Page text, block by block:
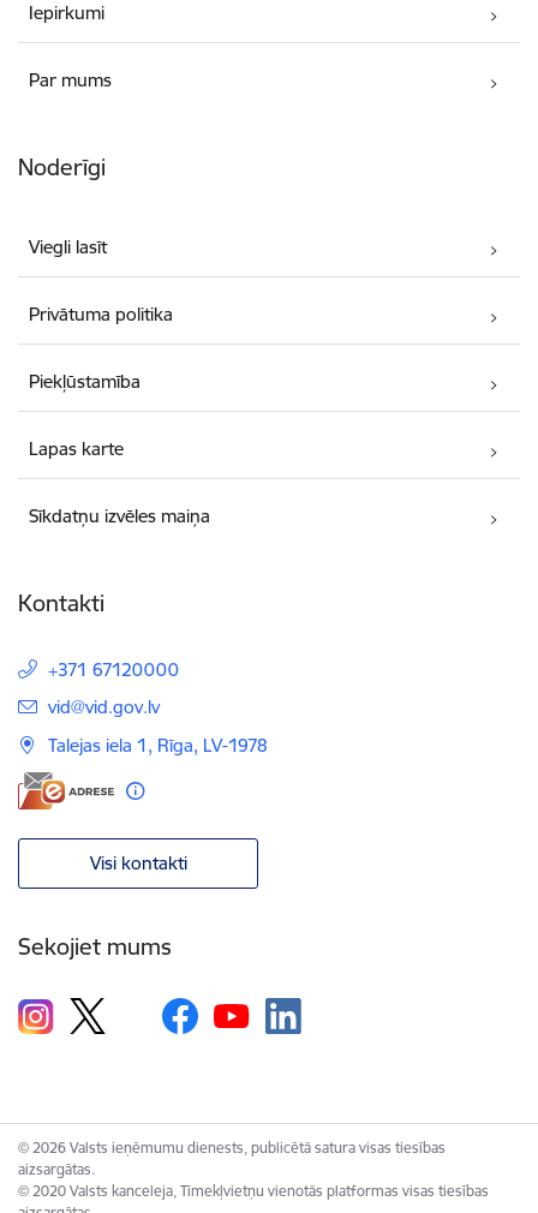
Iepirkumi
Par mums
Noderīgi
Viegli lasīt
Privātuma politika
Piekļūstamība
Lapas karte
Sīkdatņu izvēles maiņa
Kontakti
+371 67120000
E-pasts:
vid@vid.gov.lv
Talejas iela 1, Rīga, LV-1978
Visi kontakti
Sekojiet mums
© 2026 Valsts ieņēmumu dienests, publicētā satura visas tiesības
aizsargātas.
© 2020 Valsts kanceleja, Tīmekļvietņu vienotās platformas visas tiesības